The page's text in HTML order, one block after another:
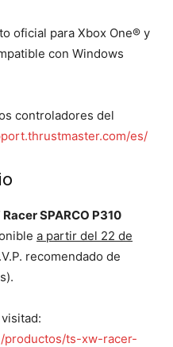
oficial para Xbox One® y
con Windows
controladores del
es/
SPARCO P310
a partir del 22 de
recomendado de
productos/ts-xw-racer-